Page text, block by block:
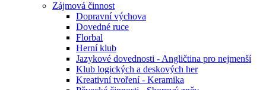
Zájmová činnost
Dopravní výchova
Dovedné ruce
Florbal
Herní klub
Jazykové dovednosti - Angličtina pro nejmenší
Klub logických a deskových her
Kreativní tvoření - Keramika